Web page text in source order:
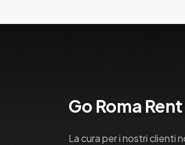
Go Roma
La cura per i nostri clienti